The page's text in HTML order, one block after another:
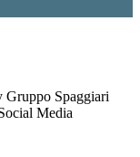
Gruppo Spaggiari
Media